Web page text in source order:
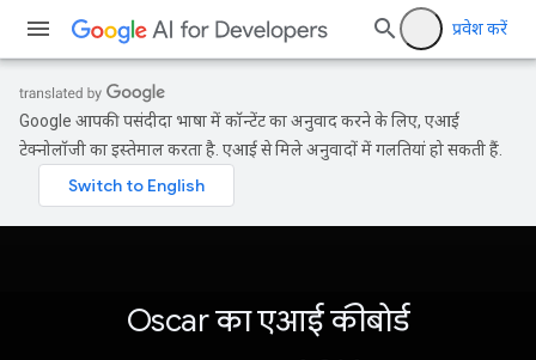
प्रवेश करें
Google आपकी पसंदीदा भाषा में कॉन्टेंट का अनुवाद करने के लिए, एआई
टेक्नोलॉजी का इस्तेमाल करता है. एआई से मिले अनुवादों में गलतियां हो सकती हैं.
Oscar का एआई कीबोर्ड